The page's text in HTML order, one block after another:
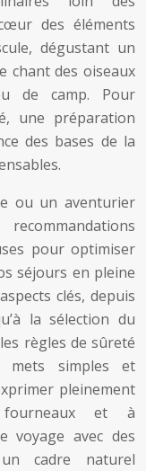
des éléments
dégustant un
chant des oiseaux
de camp. Pour
une préparation
des bases de la
ou un aventurier
pour optimiser
séjours en pleine
clés, depuis
la sélection du
règles de sûreté
mets simples et
pleinement
et à
voyage avec des
cadre naturel